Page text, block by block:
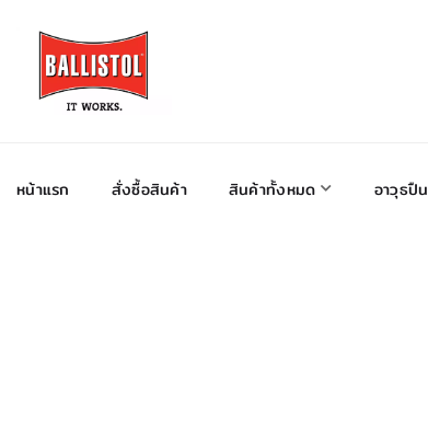
หน้าแรก สั่งซื้อสินค้า สินค้าทั้งหมด อาวุธปืน